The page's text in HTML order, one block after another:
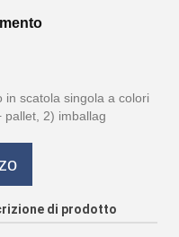
in scatola singola a colori
pallet, 2) imballag
di prodotto